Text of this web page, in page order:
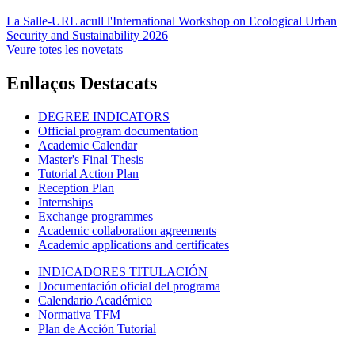
La Salle-URL acull l'International Workshop on Ecological Urban
Security and Sustainability 2026
Veure totes les novetats
Enllaços Destacats
DEGREE INDICATORS
Official program documentation
Academic Calendar
Master's Final Thesis
Tutorial Action Plan
Reception Plan
Internships
Exchange programmes
Academic collaboration agreements
Academic applications and certificates
INDICADORES TITULACIÓN
Documentación oficial del programa
Calendario Académico
Normativa TFM
Plan de Acción Tutorial